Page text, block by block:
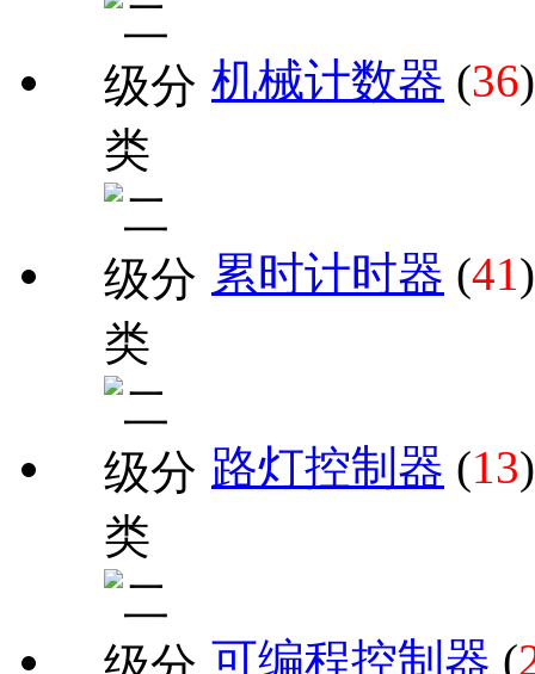
机械计数器 (36)
累时计时器 (41)
路灯控制器 (13)
可编程控制器 (